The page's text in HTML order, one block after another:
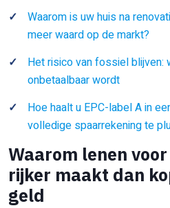
Waarom is uw huis na
meer waard op de markt?
Het risico van fossiel blijven:
onbetaalbaar wordt
Hoe haalt u EPC-label A in
volledige spaarrekening te
Waarom lenen
rijker maakt dan
geld